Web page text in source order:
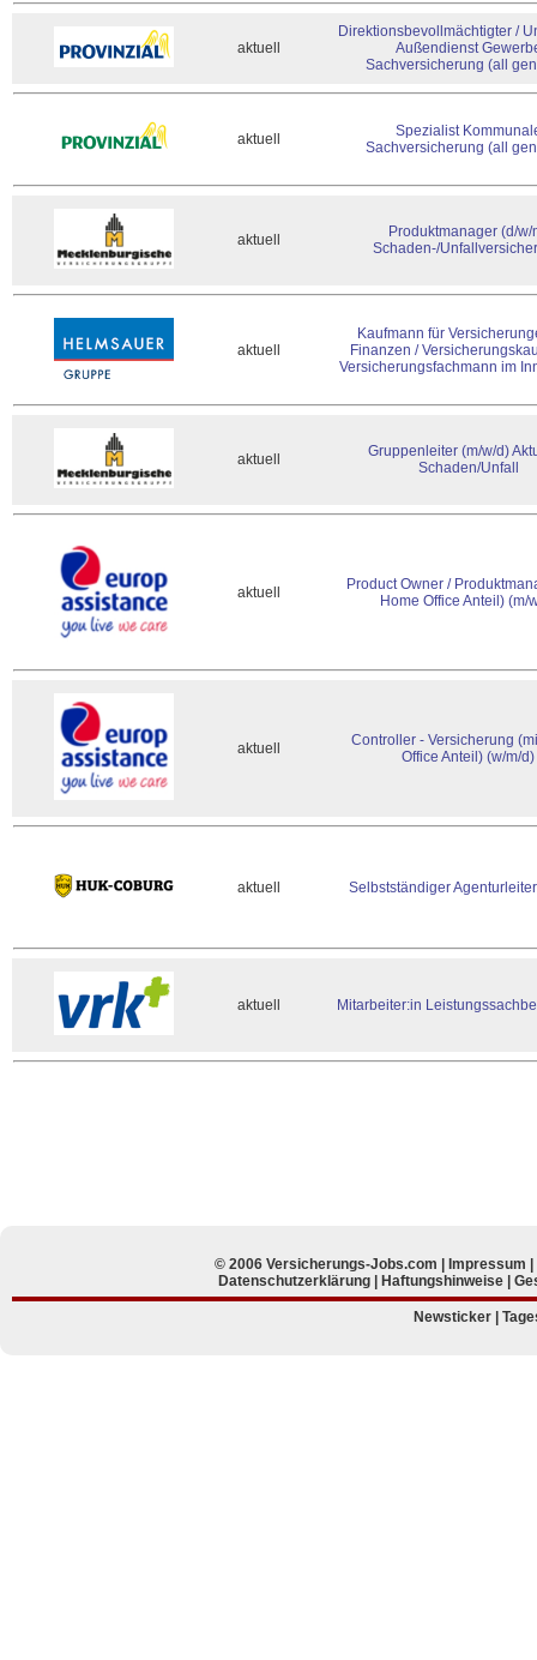
aktuell
Direktionsbevollmächtigter /
Außendienst
Sachversicherung (all
aktuell
Spezialist
Sachversicherung (all
aktuell
Produktmanager (d/w/
Schaden-/
aktuell
Kaufmann für
Finanzen /
Versicherungsfachmann im
aktuell
Gruppenleiter (m/w/d)
Schaden/Unfall
aktuell
Product Owner /
Home Office Anteil) (m/
aktuell
Controller - Versicherung
Office Anteil) (w/m/d)
aktuell Selbstständiger
aktuell Mitarbeiter:in
© 2006 Versicherungs-Jobs.com | Impressum
Datenschutzerklärung
Haftungshinweise
Newsticker |